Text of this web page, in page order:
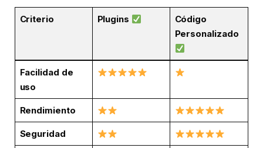
Criterio Plugins
Código
Personalizado
Facilidad de
uso
Rendimiento
Seguridad